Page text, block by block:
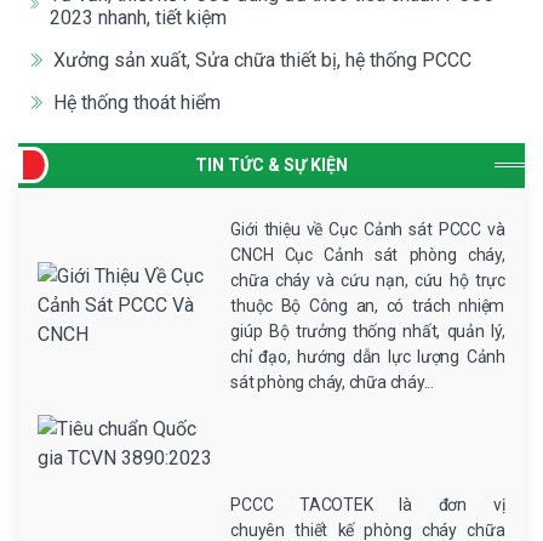
2023 nhanh, tiết kiệm
Xưởng sản xuất, Sửa chữa thiết bị, hệ thống PCCC
Hệ thống thoát hiểm
TIN TỨC & SỰ KIỆN
Giới thiệu về Cục Cảnh sát PCCC và
CNCH Cục Cảnh sát phòng cháy,
chữa cháy và cứu nạn, cứu hộ trực
thuộc Bộ Công an, có trách nhiệm
giúp Bộ trưởng thống nhất, quản lý,
chỉ đạo, hướng dẫn lực lượng Cảnh
sát phòng cháy, chữa cháy...
PCCC TACOTEK là đơn vị
chuyên thiết kế phòng cháy chữa